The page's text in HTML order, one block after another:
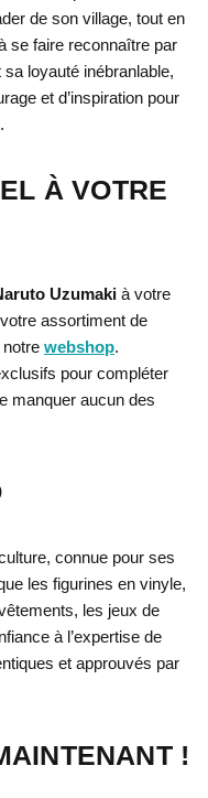
de son village, tout en
se faire reconnaître par
loyauté inébranlable,
et d’inspiration pour
À VOTRE
Uzumaki à votre
assortiment de
webshop.
pour compléter
manquer aucun des
connue pour ses
les figurines en vinyle,
les jeux de
à l’expertise de
et approuvés par
!